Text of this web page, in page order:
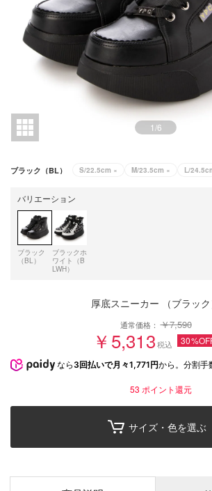
1/6
ブラック（BL） S/22.5cm × M/23.5cm × L/
バリエーション
ブラック
（BL）
ブラックホ
ワイト（B
LWH）
厚底スニーカー （ブラック
通常価格：￥7,590
￥5,313税込
なら 3回払いで月々1,771円から。分割手
53 ポイント還元
サイズ・色を選ぶ